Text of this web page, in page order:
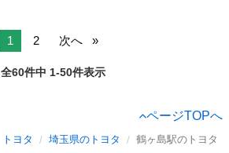
1 2 次へ
全60件中 1-50件表示
ページTOPへ
トヨタ 埼玉県のトヨタ 鶴ヶ島駅のトヨタ